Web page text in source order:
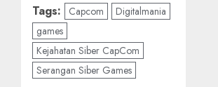
Tags: Capcom
Digitalmania
games
Kejahatan Siber CapCom
Serangan Siber Games